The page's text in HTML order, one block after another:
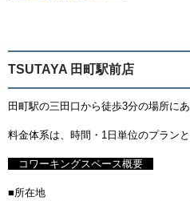
TSUTAYA 田町駅前店
田町駅の三田口から徒歩3分の場所に
料金体系は、時間・1日単位のプラン
コワーキングスペース概要
■所在地